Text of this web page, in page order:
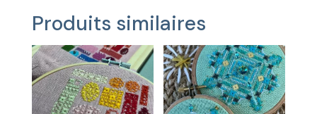
Produits similaires